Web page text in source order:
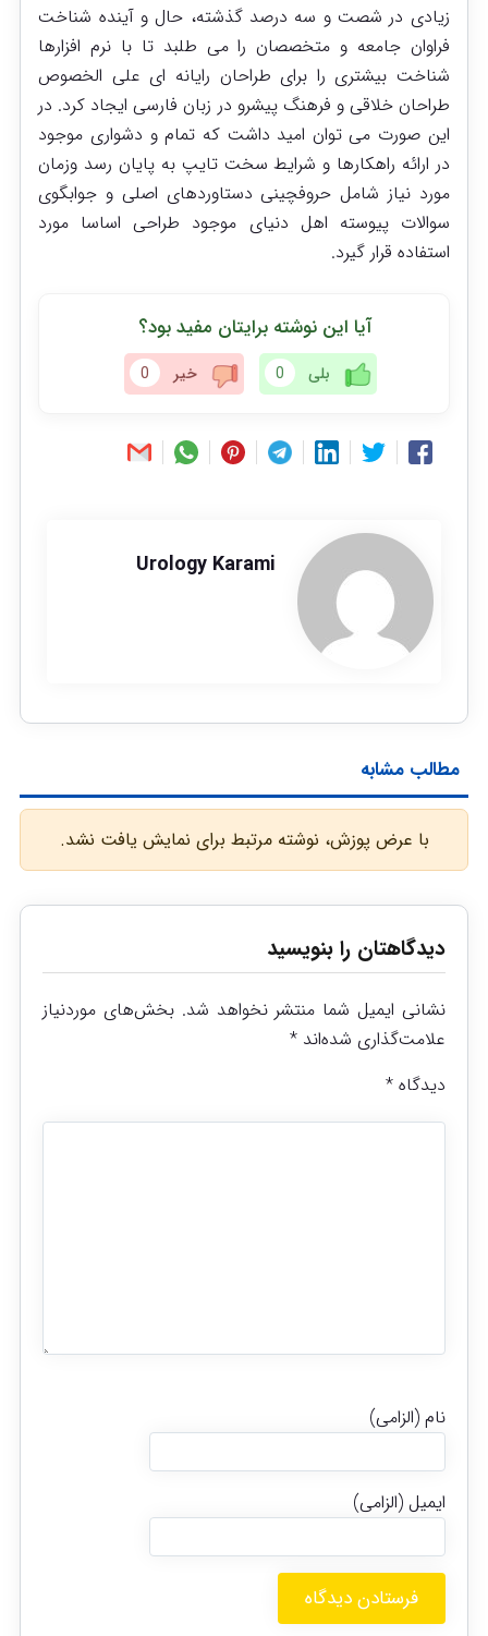
زیادی در شصت و سه درصد گذشته، حال و آینده شناخت
فراوان جامعه و متخصصان را می طلبد تا با نرم افزارها
شناخت بیشتری را برای طراحان رایانه ای علی الخصوص
طراحان خلاقی و فرهنگ پیشرو در زبان فارسی ایجاد کرد. در
این صورت می توان امید داشت که تمام و دشواری موجود
در ارائه راهکارها و شرایط سخت تایپ به پایان رسد وزمان
مورد نیاز شامل حروفچینی دستاوردهای اصلی و جوابگوی
سوالات پیوسته اهل دنیای موجود طراحی اساسا مورد
استفاده قرار گیرد.
آیا این نوشته برایتان مفید بود؟
بلی 0 خیر 0
Urology Karami
مطالب مشابه
با عرض پوزش، نوشته مرتبط برای نمایش یافت نشد.
دیدگاهتان را بنویسید
نشانی ایمیل شما منتشر نخواهد شد. بخش‌های موردنیاز
علامت‌گذاری شده‌اند *
دیدگاه *
نام (الزامی)
ایمیل (الزامی)